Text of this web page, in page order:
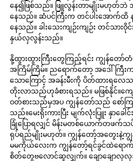
နေ၍ဖြစ်သည်။ ဖြူလွန်းတာမျိုးမဟုတ်ဘဲ
နေသည်။ ဆံပင်ကြီးက တင်ပါးအောက်ထိ
နေသည်။ ခါးသေးကျဉ်းကျဉ်း တင်သား
နှယ်လှလွန်းသည်။
နို့ထွားထွားကြီးတွေကြည့်ရင်း ကျွန်တေ
အကြိမ်ကြိမ်။ ညရောက်တော့ အဒေါ်ကြီ
သောကြောင့် အခန်းမီးကို ပိတ်ထားရလ
တိုးလာသည်ဟုခံစားရသည်။ မဖြစ်နိုင်။ကျ
ဝတ်စားသည်မှအပ ကျွန်တော်သည် စေ
သည်။မေးရိုးကားပြီး မျက်လုံးပြူး နှာခ
ခြုံပြောရလျှင် မိန်းမတစ်ယောက်တဖက်
ရုပ်ရည်မျိုးမဟုတ်။ ကျွန်တော့်အတွေးနဲ့ကျွ
မမကိုယ်လေးက ကျွန်တော့်ရင်ခွင်ထဲရေ
စိတ်တွေဗလောင်ဆူလျှက်။ ချောချော